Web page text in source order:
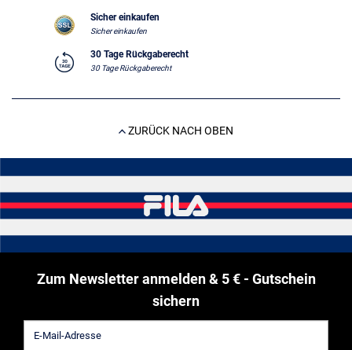
Sicher einkaufen
Sicher einkaufen
30 Tage Rückgaberecht
30 Tage Rückgaberecht
ZURÜCK NACH OBEN
Zum Newsletter anmelden & 5 € - Gutschein
sichern